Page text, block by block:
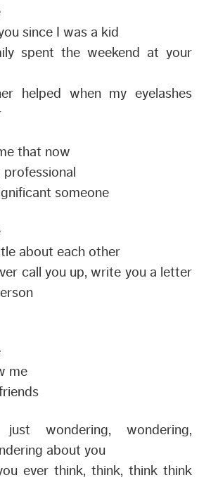
you since I was a kid
spent the weekend at your
helped when my eyelashes
that now
professional
someone
about each other
call you up, write you a letter
me
wondering, wondering,
about you
ever think, think, think think